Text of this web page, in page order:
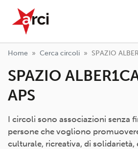
Salta al contenuto principale
ARCI APS
Home Cerca circoli SPAZIO
SPAZIO
APS
I circoli sono associazioni senza
persone che vogliono
culturale, ricreativa, di solidarietà,